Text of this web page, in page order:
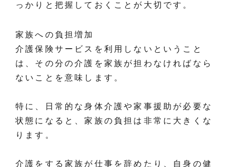
っかりと把握しておくことが大切です。
家族への負担増加
介護保険サービスを利用しないということ
は、その分の介護を家族が担わなければなら
ないことを意味します。
特に、日常的な身体介護や家事援助が必要な
状態になると、家族の負担は非常に大きくな
ります。
介護をする家族が仕事を辞めたり、自身の健